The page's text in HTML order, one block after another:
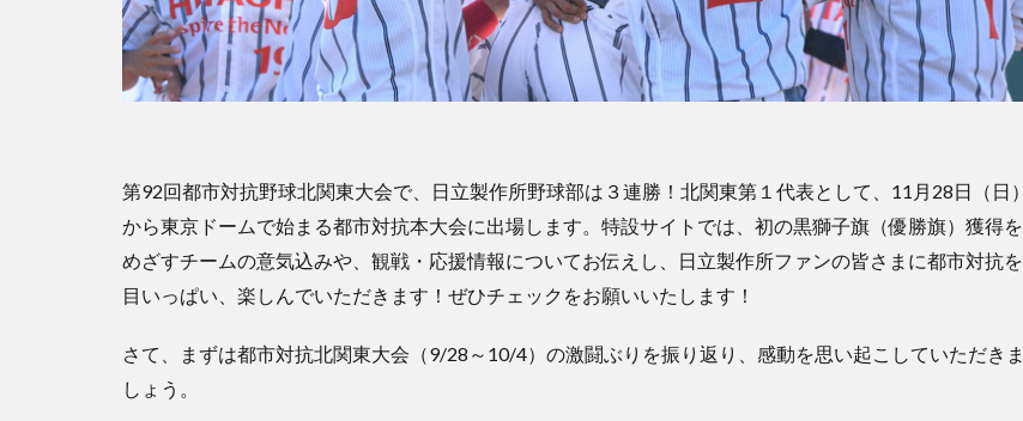
第92回都市対抗野球北関東大会で、日立製作所野球部は３連勝！北関東第１代表として、11月28日（日）
から東京ドームで始まる都市対抗本大会に出場します。特設サイトでは、初の黒獅子旗（優勝旗）獲得を
めざすチームの意気込みや、観戦・応援情報についてお伝えし、日立製作所ファンの皆さまに都市対抗を
目いっぱい、楽しんでいただきます！ぜひチェックをお願いいたします！
さて、まずは都市対抗北関東大会（9/28～10/4）の激闘ぶりを振り返り、感動を思い起こしていただきま
しょう。